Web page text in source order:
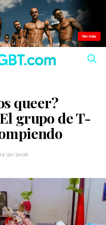
queer?
grupo de T-
20/2026